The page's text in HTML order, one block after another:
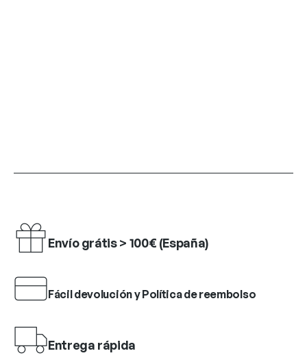
Envío grátis > 100€ (España)
Fácil devolución y Política de reembolso
Entrega rápida